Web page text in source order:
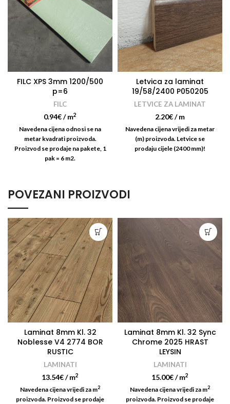
FILC XPS 3mm 1200/500
p=6
FILC
0.94€/ m2
Navedena cijena odnosi se na
metar kvadrati proizvoda.
Proizvod se prodaje na pakete, 1
pak = 6 m2.
Letvica za laminat
19/58/2400 P050205
LETVICE ZA LAMINAT
2.20€/ m
Navedena cijena vrijedi za metar
(m) proizvoda. Letvice se
prodaju cijele (2400 mm)!
POVEZANI PROIZVODI
Laminat 8mm Kl. 32
Noblesse V4 2774 BOR
RUSTIC
LAMINATI
13.54€/ m2
Navedena cijena vrijedi za m2
proizvoda. Proizvod se prodaje
Laminat 8mm Kl. 32 Sync
Chrome 2025 HRAST
LEYSIN
LAMINATI
15.00€/ m2
Navedena cijena vrijedi za m2
proizvoda. Proizvod se prodaje